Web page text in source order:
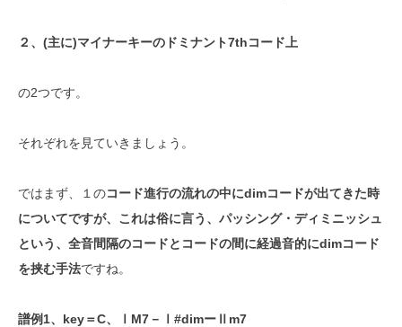
２、(主に)マイナーキーのドミナント7thコード上
の2つです。
それぞれを見ていきましょう。
ではまず、１のコード進行の流れの中にdimコードが出てきた時
についてですが、これは俗に言う、パッシング・ディミニッシュ
という、全音間隔のコードとコードの間に経過音的にdimコード
を挟む手法ですね。
譜例1、key＝C、ⅠM7－Ⅰ#dimーⅡm7